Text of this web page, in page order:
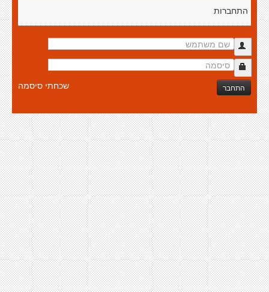
התחברות
התחבר שכחתי סיסמה